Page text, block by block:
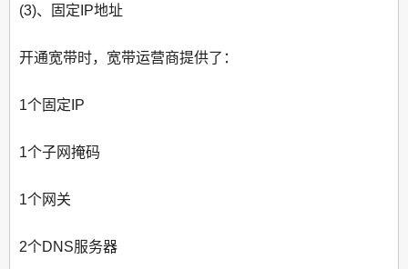
(3)、固定IP地址
开通宽带时，宽带运营商提供了：
1个固定IP
1个子网掩码
1个网关
2个DNS服务器